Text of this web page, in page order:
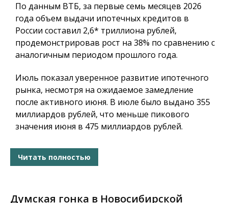
По данным ВТБ, за первые семь месяцев 2026
года объем выдачи ипотечных кредитов в
России составил 2,6* триллиона рублей,
продемонстрировав рост на 38% по сравнению с
аналогичным периодом прошлого года.
Июль показал уверенное развитие ипотечного
рынка, несмотря на ожидаемое замедление
после активного июня. В июле было выдано 355
миллиардов рублей, что меньше пикового
значения июня в 475 миллиардов рублей.
Читать полностью
Думская гонка в Новосибирской